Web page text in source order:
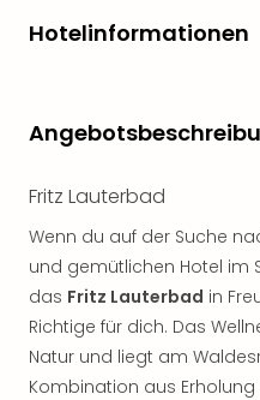
Hotelinformationen
Fritz Lauterbad
Wenn du auf der Suche
und gemütlichen Hotel im
das Fritz Lauterbad in
Richtige für dich. Das
Natur und liegt am
Kombination aus Erholung